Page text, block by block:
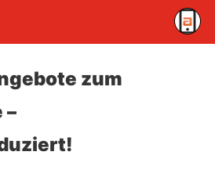
zum
–